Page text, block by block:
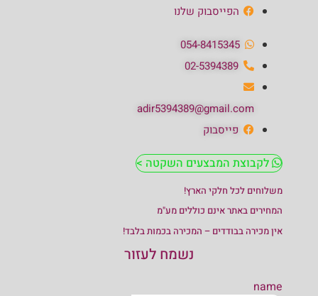
הפייסבוק שלנו
054-8415345
02-5394389
adir5394389@gmail.com
פייסבוק
לקבוצת המבצעים השקטה >
משלוחים לכל חלקי הארץ!
המחירים באתר אינם כוללים מע"מ
אין מכירה בבודדים – המכירה בכמות בלבד!
נשמח לעזור
name